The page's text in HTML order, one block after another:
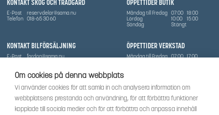
Om cookies på denna webbplats
Vi använder cookies för att samla in och analysera information om
webbplatsens prestanda och användning, för att förbättra funktioner
kopplade till sociala medier och för att förbättra och anpassa innehåll
ÖPPETTIDER BUTIK
Måndag till Fredag 07:00 18:00
Lördag
10:00
15:00
Söndag
Stängt
ÖPPETTIDER VERKSTAD
Måndag till Fredag 07:00 17:00
KONTAKT SKOG OCH TRÄDGÅRD
E-Post
reservdelar@sama.nu
Telefon 018-65 30 60
KONTAKT BILFÖRSÄLJNING
E-Post
fordon@sama.nu
Vi har sedan 1970-talet levererat skog-och trädgårdsprodukter till Uppsala med omnejd. Vi
har idag även ett brett utbud av dessa produkter samt BRP:s produktsortiment, gällande
Can-Am, Sea-Doo.
Vi är certifierad serviceverkstad.